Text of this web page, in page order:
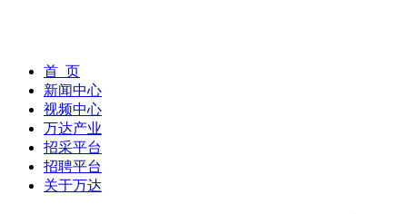
首 页
新闻中心
视频中心
万达产业
招采平台
招聘平台
关于万达